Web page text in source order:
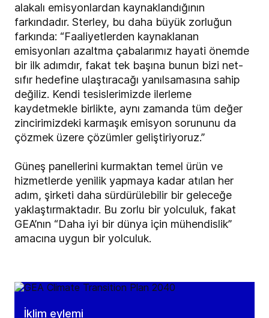
alakalı emisyonlardan kaynaklandığının
farkındadır. Sterley, bu daha büyük zorluğun
farkında: “Faaliyetlerden kaynaklanan
emisyonları azaltma çabalarımız hayati önemde
bir ilk adımdır, fakat tek başına bunun bizi net-
sıfır hedefine ulaştıracağı yanılsamasına sahip
değiliz. Kendi tesislerimizde ilerleme
kaydetmekle birlikte, aynı zamanda tüm değer
zincirimizdeki karmaşık emisyon sorununu da
çözmek üzere çözümler geliştiriyoruz.”
Güneş panellerini kurmaktan temel ürün ve
hizmetlerde yenilik yapmaya kadar atılan her
adım, şirketi daha sürdürülebilir bir geleceğe
yaklaştırmaktadır. Bu zorlu bir yolculuk, fakat
GEA’nın “Daha iyi bir dünya için mühendislik”
amacına uygun bir yolculuk.
İklim eylemi